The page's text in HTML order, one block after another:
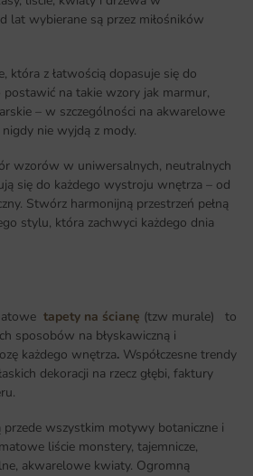
lat wybierane są przez miłośników
która z łatwością dopasuje się do
na takie wzory jak marmur,
– w szczególności na akwarelowe
nie wyjdą z mody.
wzorów w uniwersalnych, neutralnych
się do każdego wystroju wnętrza – od
Stwórz harmonijną przestrzeń pełną
stylu, która zachwyci każdego dnia
tapety na ścianę (tzw murale) to
sposobów na błyskawiczną i
każdego wnętrza. Współczesne trendy
dekoracji na rzecz głębi, faktury
wszystkim motywy botaniczne i
liście monstery, tajemnicze,
akwarelowe kwiaty. Ogromną